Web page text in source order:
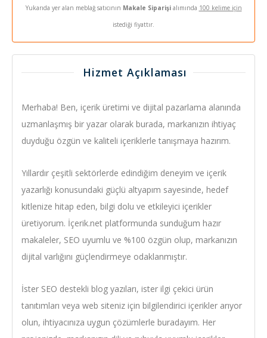
Yukarıda yer alan meblağ satıcının Makale Siparişialımında 100 kelime için
istediği fiyattır.
Hizmet Açıklaması
Merhaba! Ben, içerik üretimi ve dijital pazarlama alanında
uzmanlaşmış bir yazar olarak burada, markanızın ihtiyaç
duyduğu özgün ve kaliteli içeriklerle tanışmaya hazırım.
Yıllardır çeşitli sektörlerde edindiğim deneyim ve içerik
yazarlığı konusundaki güçlü altyapım sayesinde, hedef
kitlenize hitap eden, bilgi dolu ve etkileyici içerikler
üretiyorum. İçerik.net platformunda sunduğum hazır
makaleler, SEO uyumlu ve %100 özgün olup, markanızın
dijital varlığını güçlendirmeye odaklanmıştır.
İster SEO destekli blog yazıları, ister ilgi çekici ürün
tanıtımları veya web siteniz için bilgilendirici içerikler arıyor
olun, ihtiyacınıza uygun çözümlerle buradayım. Her